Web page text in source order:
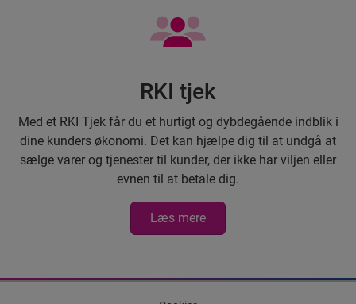
RKI tjek
Med et RKI Tjek får du et hurtigt og dybdegående indblik i
dine kunders økonomi. Det kan hjælpe dig til at undgå at
sælge varer og tjenester til kunder, der ikke har viljen eller
evnen til at betale dig.
Læs mere